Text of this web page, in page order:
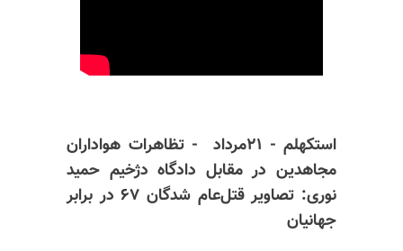
استکهلم - ۲۱مرداد - تظاهرات هواداران
مجاهدین در مقابل دادگاه دژخیم حمید
نوری:‌ تصاویر قتل‌عام شدگان ۶۷ در برابر
جهانیان